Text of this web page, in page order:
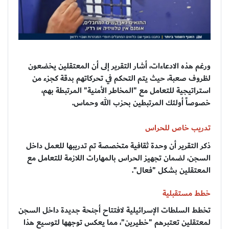
ورغم هذه الادعاءات، أشار التقرير إلى أن المعتقلين يخضعون
لظروف صعبة، حيث يتم التحكم في تحركاتهم بدقة كجزء من
استراتيجية للتعامل مع "المخاطر الأمنية" المرتبطة بهم،
خصوصاً أولئك المرتبطين بحزب الله وحماس.
تدريب خاص للحراس
ذكر التقرير أن وحدة ثقافية متخصصة تم تدريبها للعمل داخل
السجن، لضمان تجهيز الحراس بالمهارات اللازمة للتعامل مع
المعتقلين بشكل "فعال".
خطط مستقبلية
تخطط السلطات الإسرائيلية لافتتاح أجنحة جديدة داخل السجن
لمعتقلين تعتبرهم "خطيرين"، مما يعكس توجهها لتوسيع هذا